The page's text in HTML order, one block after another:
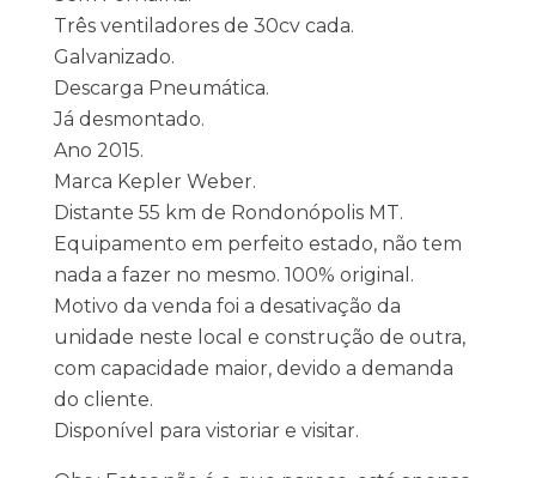
Três ventiladores de 30cv cada.
Galvanizado.
Descarga Pneumática.
Já desmontado.
Ano 2015.
Marca Kepler Weber.
Distante 55 km de Rondonópolis MT.
Equipamento em perfeito estado, não tem
nada a fazer no mesmo. 100% original.
Motivo da venda foi a desativação da
unidade neste local e construção de outra,
com capacidade maior, devido a demanda
do cliente.
Disponível para vistoriar e visitar.